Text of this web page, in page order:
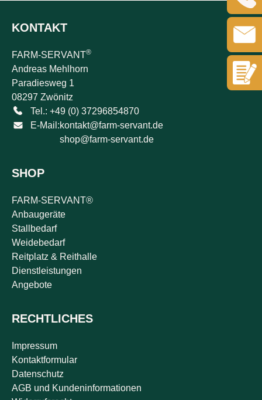
KONTAKT
FARM-SERVANT®
Andreas Mehlhorn
Paradiesweg 1
08297 Zwönitz
Tel.: +49 (0) 37296854870
E-Mail:kontakt@farm-servant.de
shop@farm-servant.de
SHOP
FARM-SERVANT®
Anbaugeräte
Stallbedarf
Weidebedarf
Reitplatz & Reithalle
Dienstleistungen
Angebote
RECHTLICHES
Impressum
Kontaktformular
Datenschutz
AGB und Kundeninformationen